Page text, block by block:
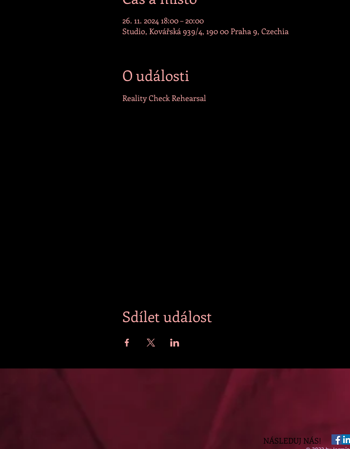
26. 11. 2024 18:00 – 20:00
Studio, Kovářská 939/4, 190 00 Praha 9, Czechia
O události
Reality Check Rehearsal
Sdílet událost
NÁSLEDUJ NÁS!